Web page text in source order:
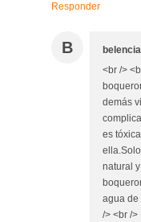
Responder
B
<br />
demás
es
natural
agua de
/> <br />